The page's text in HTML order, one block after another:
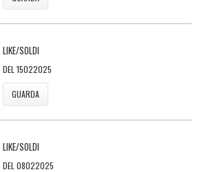
LIKE/SOLDI
DEL 15022025
GUARDA
LIKE/SOLDI
DEL 08022025